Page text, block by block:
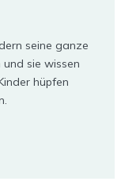
seine ganze
und sie wissen
hüpfen